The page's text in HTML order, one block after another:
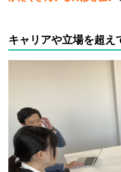
キャリアや立場を超え